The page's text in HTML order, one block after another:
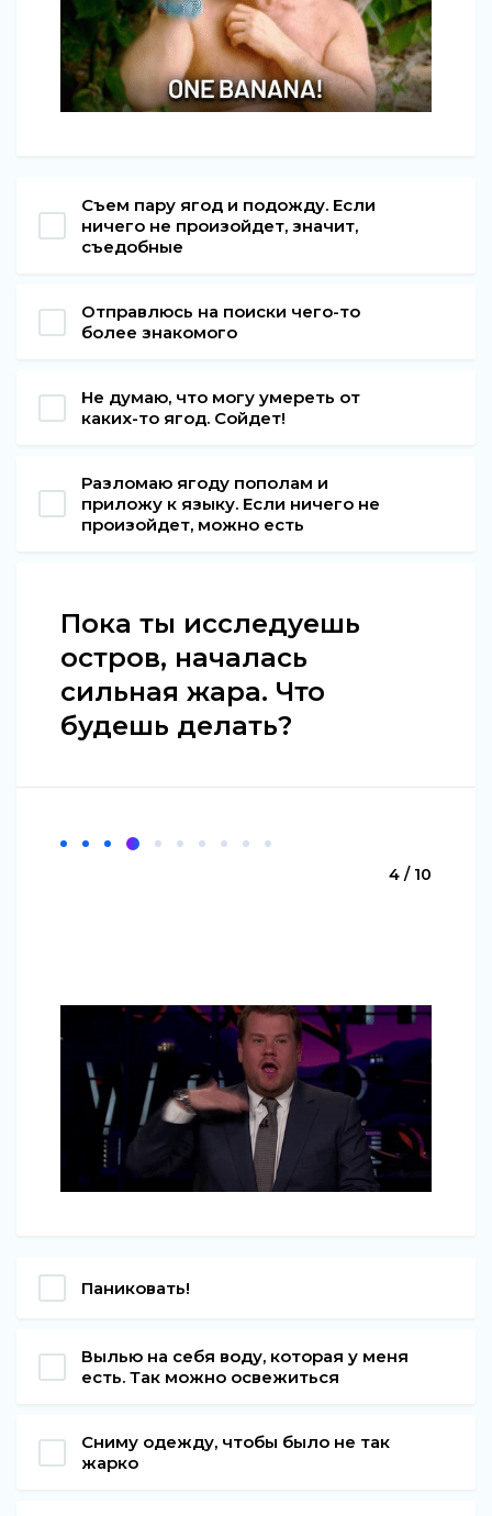
Съем пару ягод и подожду. Если
ничего не произойдет, значит,
съедобные
Отправлюсь на поиски чего-то
более знакомого
Не думаю, что могу умереть от
каких-то ягод. Сойдет!
Разломаю ягоду пополам и
приложу к языку. Если ничего не
произойдет, можно есть
Пока ты исследуешь
остров, началась
сильная жара. Что
будешь делать?
4 / 10
Паниковать!
Вылью на себя воду, которая у меня
есть. Так можно освежиться
Сниму одежду, чтобы было не так
жарко